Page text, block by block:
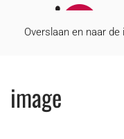
Overslaan en naar de
image